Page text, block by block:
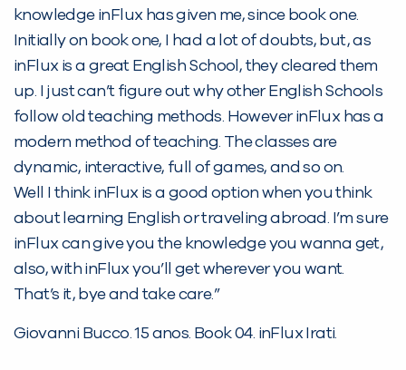
knowledge inFlux has given me, since book one.
Initially on book one, I had a lot of doubts, but, as
inFlux is a great English School, they cleared them
up. I just can’t figure out why other English Schools
follow old teaching methods. However inFlux has a
modern method of teaching. The classes are
dynamic, interactive, full of games, and so on.
Well I think inFlux is a good option when you think
about learning English or traveling abroad. I’m sure
inFlux can give you the knowledge you wanna get,
also, with inFlux you’ll get wherever you want.
That’s it, bye and take care.”
Giovanni Bucco. 15 anos. Book 04. inFlux Irati.
Desculpe!
Não encontramos nenhuma unidade
inFlux nesta cidade ou bairro que
você digitou.
Preencha com seus dados abaixo e